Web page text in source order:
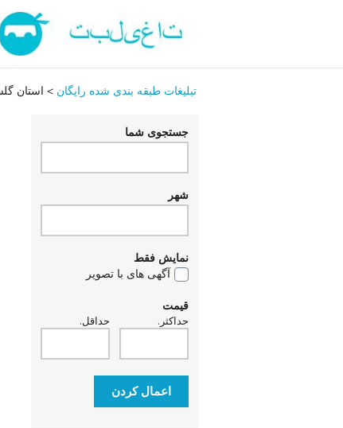
تبلیغات طبقه بندی شده رایگان > استان
جستجوی شما
شهر
نمایش فقط
آگهی های با تصویر
قیمت
حداقل. حداکثر.
اعمال کردن